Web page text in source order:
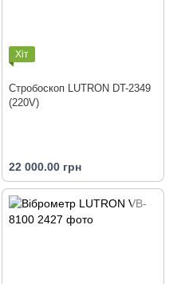
Хіт
Стробоскоп LUTRON DT-2349
(220V)
22 000.00 грн